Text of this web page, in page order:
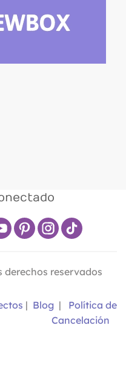
derechos reservados
| Blog |
Política de
Cancelación